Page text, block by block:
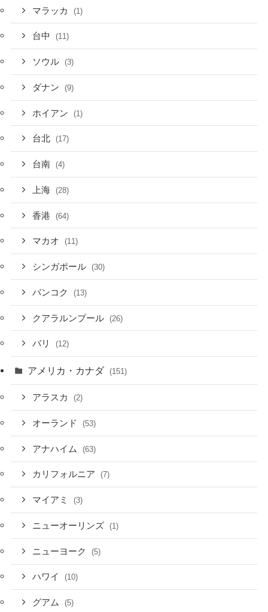
マラッカ (1)
台中 (11)
ソウル (3)
ダナン (9)
ホイアン (1)
台北 (17)
台南 (4)
上海 (28)
香港 (64)
マカオ (11)
シンガポール (30)
バンコク (13)
クアラルンプール (26)
バリ (12)
アメリカ・カナダ (151)
アラスカ (2)
オーランド (53)
アナハイム (63)
カリフォルニア (7)
マイアミ (3)
ニューオーリンズ (1)
ニューヨーク (5)
ハワイ (10)
グアム (5)